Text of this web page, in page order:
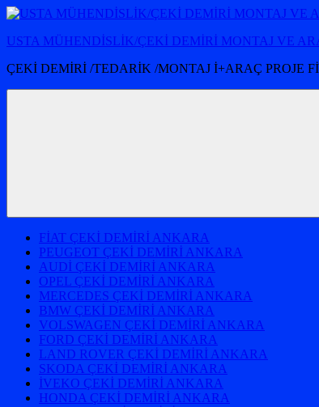
İçeriğe
USTA MÜHENDİSLİK/ÇEKİ DEMİRİ MONTAJ VE
ÇEKİ DEMİRİ /TEDARİK /MONTAJ İ+ARAÇ PROJE
FİAT ÇEKİ DEMİRİ ANKARA
PEUGEOT ÇEKİ DEMİRİ ANKARA
AUDİ ÇEKİ DEMİRİ ANKARA
OPEL ÇEKİ DEMİRİ ANKARA
MERCEDES ÇEKİ DEMİRİ ANKARA
BMW ÇEKİ DEMİRİ ANKARA
VOLSWAGEN ÇEKİ DEMİRİ ANKARA
FORD ÇEKİ DEMİRİ ANKARA
LAND ROVER ÇEKİ DEMİRİ ANKARA
SKODA ÇEKİ DEMİRİ ANKARA
İVEKO ÇEKİ DEMİRİ ANKARA
HONDA ÇEKİ DEMİRİ ANKARA